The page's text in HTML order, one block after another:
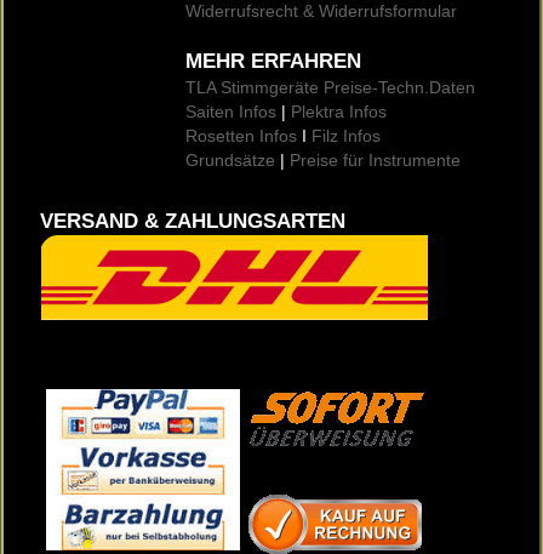
Widerrufsrecht & Widerrufsformular
MEHR ERFAHREN
TLA Stimmgeräte Preise-Techn.Daten
Saiten Infos | Plektra Infos
Rosetten Infos I Filz Infos
Grundsätze | Preise für Instrumente
VERSAND & ZAHLUNGSARTEN